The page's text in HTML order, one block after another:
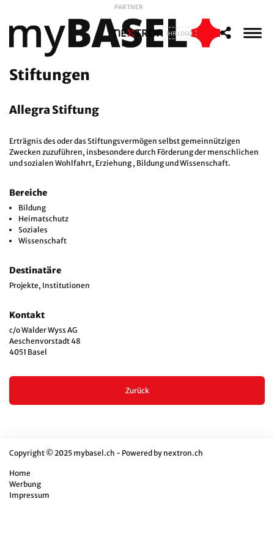
PARTNER
IHR LOGO
Stiftungen
Allegra Stiftung
Erträgnis des oder das Stiftungsvermögen selbst gemeinnützigen
Zwecken zuzuführen, insbesondere durch Förderung der menschlichen
und sozialen Wohlfahrt, Erziehung , Bildung und Wissenschaft.
Bereiche
Bildung
Heimatschutz
Soziales
Wissenschaft
Destinatäre
Projekte, Institutionen
Kontakt
c/o Walder Wyss AG
Aeschenvorstadt 48
4051 Basel
Zurück
Copyright © 2025 mybasel.ch - Powered by nextron.ch
Home
Werbung
Impressum